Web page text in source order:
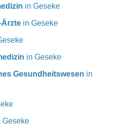
in Geseke
in Geseke
in Geseke
Gesundheitswesen in
Geseke